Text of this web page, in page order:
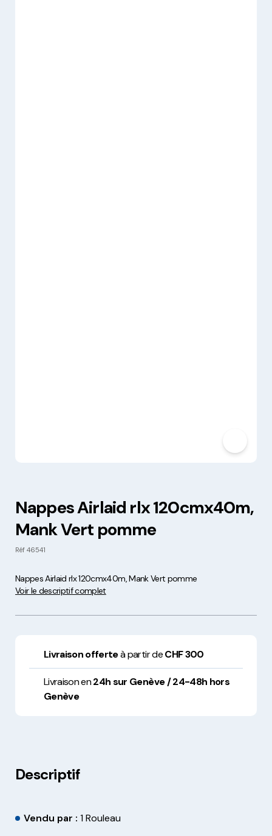
Nappes Airlaid rlx 120cmx40m,
Mank Vert pomme
Réf 46541
Nappes Airlaid rlx 120cmx40m, Mank Vert pomme
Voir le descriptif complet
Livraison offerteà partir deCHF 300
Livraison en24h sur Genève / 24-48h hors
Genève
Descriptif
Vendu par : 1 Rouleau